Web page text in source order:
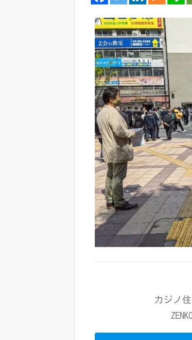
カジノ